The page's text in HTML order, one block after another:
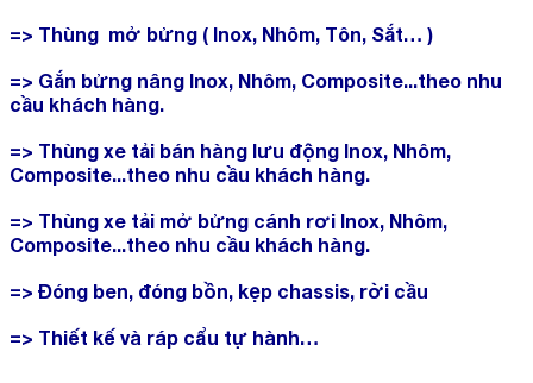
=> Thùng mở bửng ( Inox, Nhôm, Tôn, Sắt… )
=> Gắn bửng nâng Inox, Nhôm, Composite...theo nhu
cầu khách hàng.
=> Thùng xe tải bán hàng lưu động Inox, Nhôm,
Composite...theo nhu cầu khách hàng.
=> Thùng xe tải mở bửng cánh rơi Inox, Nhôm,
Composite...theo nhu cầu khách hàng.
=> Đóng ben, đóng bồn, kẹp chassis, rời cầu
=> Thiết kế và ráp cẩu tự hành…